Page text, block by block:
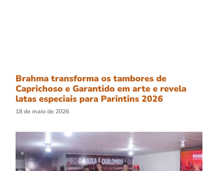
Brahma transforma os tambores de
Caprichoso e Garantido em arte e revela
latas especiais para Parintins 2026
18 de maio de 2026